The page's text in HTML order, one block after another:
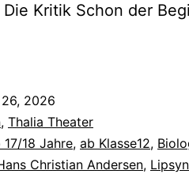
Kritik Schon der
2026
, Thalia Theater
17/18 Jahre, ab Klasse12,
Christian Andersen,